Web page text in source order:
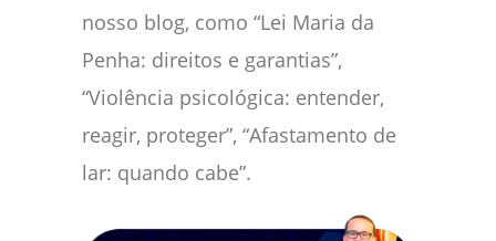
nosso blog, como “Lei Maria da
Penha: direitos e garantias”,
“Violência psicológica: entender,
reagir, proteger”, “Afastamento de
lar: quando cabe”.